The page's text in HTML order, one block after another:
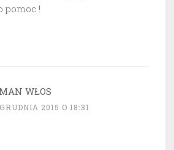
pomoc !
WŁOS
2015 O 18:31